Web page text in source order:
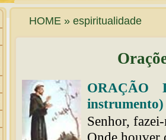
HOME » espiritualidade
ORAÇÃO
instrumento)
Senhor,